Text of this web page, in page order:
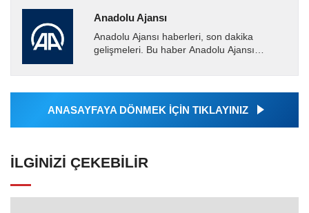
Anadolu Ajansı
Anadolu Ajansı haberleri, son dakika
gelişmeleri. Bu haber Anadolu Ajansı
tarafından geçilen tüm...
ANASAYFAYA DÖNMEK İÇİN TIKLAYINIZ
İLGINIZI ÇEKEBILIR